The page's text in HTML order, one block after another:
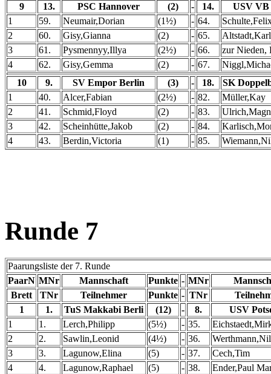
9
13. PSC Hannover (2) - 14.
USV VB
1
59. Neumair,Dorian (1½) - 64.
2
60. Gisy,Gianna (2) - 65.
3
61. Pysmennyy,Illya (2½) - 66.
zur Nieden,
4
62. Gisy,Gemma (2) - 67.
10
9. SV Empor Berlin (3) - 18.
SK
1
40. Alcer,Fabian (2½) - 82.
Müller,Kay
2
41. Schmid,Floyd (2) - 83.
3
42. Scheinhütte,Jakob (2) - 84.
4
43. Berdin,Victoria (1) - 85.
Runde 7
Paarungsliste der 7. Runde
PaarN MNr Mannschaft Punkte - MNr
Brett
TNr Teilnehmer Punkte - TNr
1
1. TuS Makkabi Berli (12) - 8.
USV
1
1. Lerch,Philipp (5½) - 35.
2
2. Sawlin,Leonid (4½) - 36.
3
3. Lagunow,Elina (5) - 37.
Cech,Tim
4
4. Lagunow,Raphael (5) - 38.
Ender,Paul